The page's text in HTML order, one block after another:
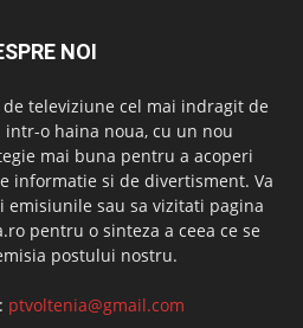
NOI
de televiziune cel mai indragit de
o haina noua, cu un nou
mai buna pentru a acoperi
informatie si de divertisment. Va
sau sa vizitati pagina
pentru o sinteza a ceea ce se
postului nostru.
ptvoltenia@gmail.com